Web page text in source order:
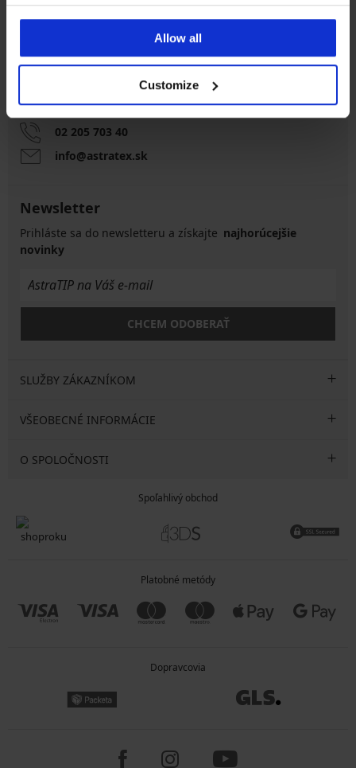
Allow all
Customize
Výhodné poštovné
Chytrý sprievodca
veľkosťami
Zákaznícka podpora
Počas pracovných dní od 8:00 do 17:00
02 205 703 40
info@astratex.sk
Newsletter
Prihláste sa do newsletteru a získajte najhorúcejšie
novinky
CHCEM ODOBERAŤ
SLUŽBY ZÁKAZNÍKOM
VŠEOBECNÉ INFORMÁCIE
O SPOLOČNOSTI
Spoľahlivý obchod
Platobné metódy
Dopravcovia